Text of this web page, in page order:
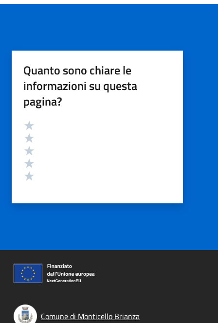
Quanto sono chiare le
informazioni su questa
pagina?
Valutazione
Comune di Monticello Brianza